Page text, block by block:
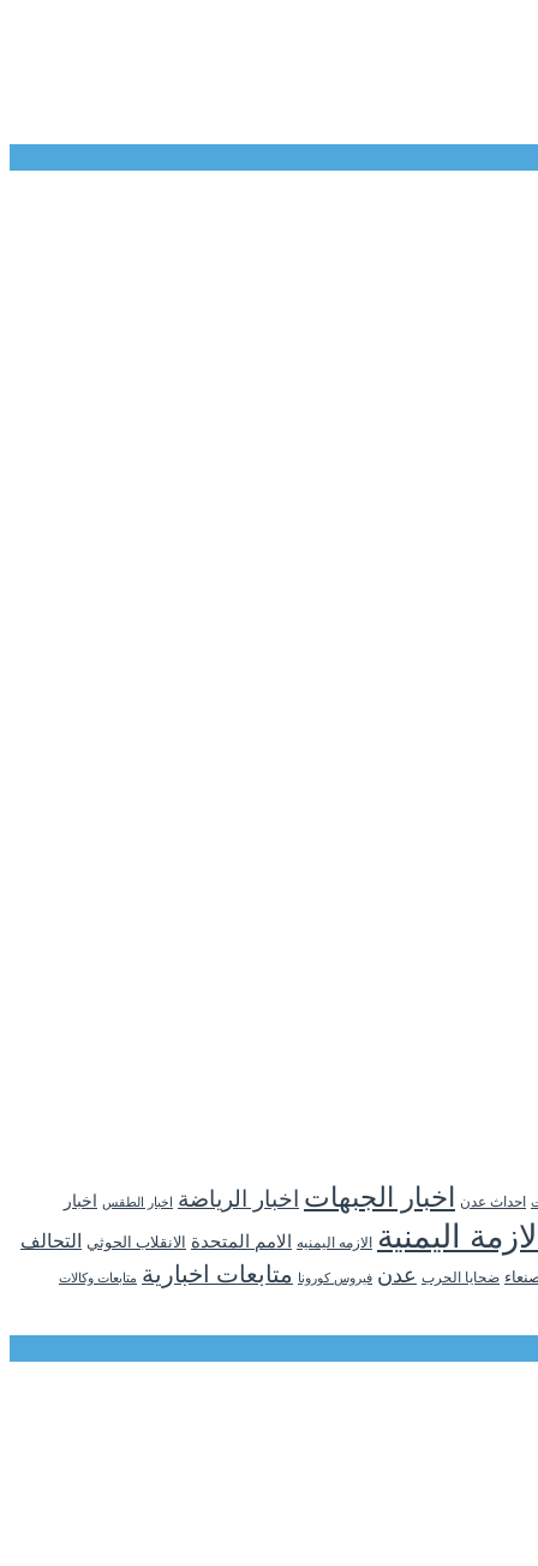
احداث عدن اخبار الجبهات اخبار الرياضة اخبار الطقس اخبار
الازمة اليمنية الازمه اليمنيه الامم المتحدة الانقلاب الحوثي التحالف
ضحايا الحرب عدن فيروس كورونا متابعات اخبارية متابعات وكالات